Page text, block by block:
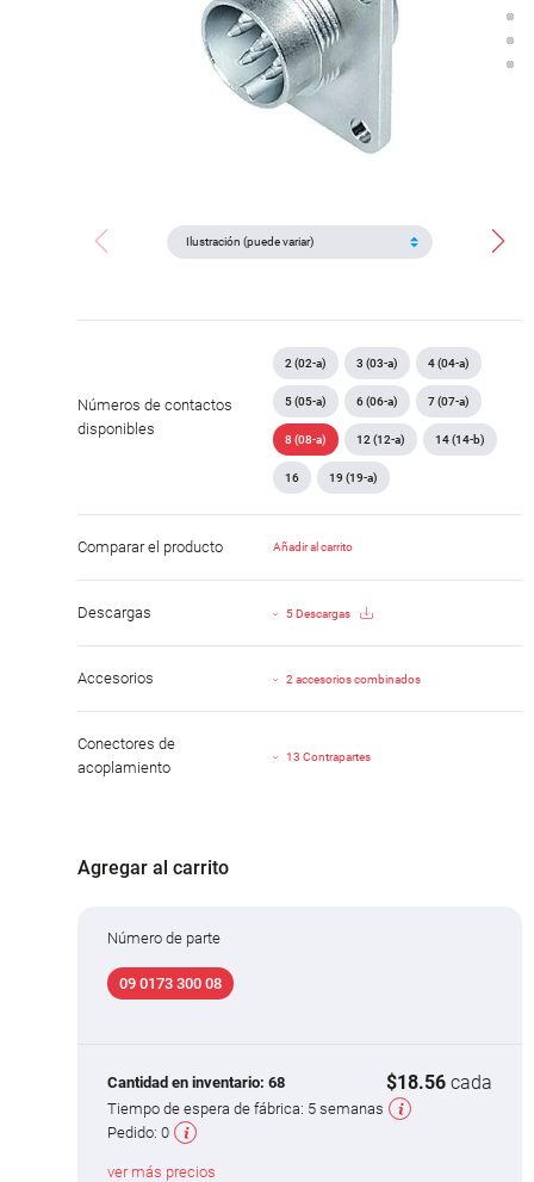
Números de contactos
disponibles
2 (02-a) 3 (03-a) 4 (04-a)
5 (05-a) 6 (06-a) 7 (07-a)
8 (08-a) 12 (12-a) 14 (14-b)
16 19 (19-a)
Comparar el producto Añadir al carrito
Descargas 5 Descargas
Accesorios 2 accesorios combinados
Conectores de
acoplamiento
13 Contrapartes
Agregar al carrito
Número de parte
09 0173 300 08
Cantidad en inventario: 68 $18.56 cada
Tiempo de espera de fábrica: 5 semanas
Pedido: 0
ver más precios